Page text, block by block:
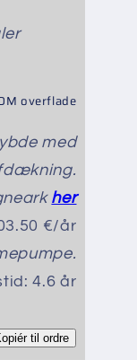
overflade
med
her
€/år
4.6 år
til ordre